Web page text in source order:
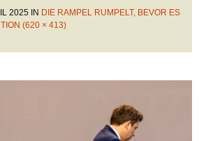
2025 IN DIE RAMPEL RUMPELT, BEVOR ES
(620 × 413)